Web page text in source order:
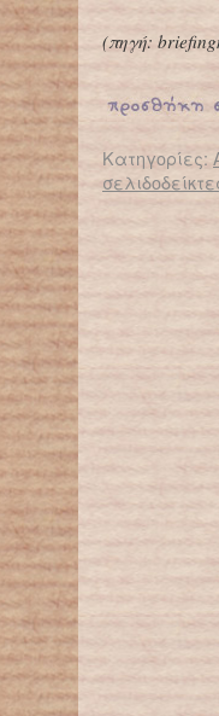
(πηγή:
Κατηγορίες:
← Επιστροφή
Αξιολόγηση στα πειραματικά: Αρνούμαι το